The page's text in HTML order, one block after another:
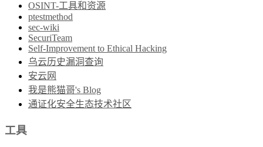
OSINT-工具和资源
ptestmethod
sec-wiki
SecuriTeam
Self-Improvement to Ethical Hacking
乌云历史漏洞查询
安云网
我是熊猫哥's Blog
通证化安全生态技术社区
工具